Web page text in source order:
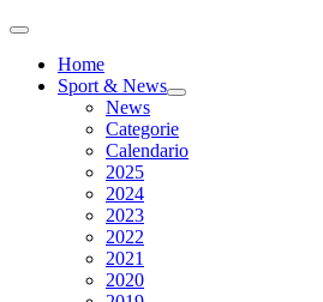
Home
Sport & News
News
Categorie
Calendario
2025
2024
2023
2022
2021
2020